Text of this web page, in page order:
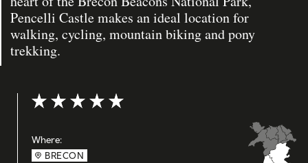
Pencelli Castle makes an ideal location for
walking, cycling, mountain biking and pony
trekking.
Bewertung: 5 out of 5
Where:
BRECON